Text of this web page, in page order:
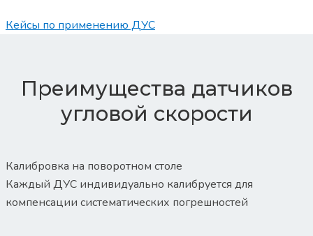
Кейсы по применению ДУС
Преимущества датчиков
угловой скорости
Калибровка на поворотном столе
Каждый ДУС индивидуально калибруется для
компенсации систематических погрешностей